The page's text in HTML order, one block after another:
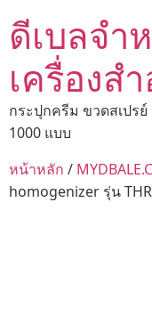
ดีเบลจ
เครื่องส
กระปุกครีม ขวดสเปร
1000 แบบ
หน้าหลัก /
homogenizer รุ่น